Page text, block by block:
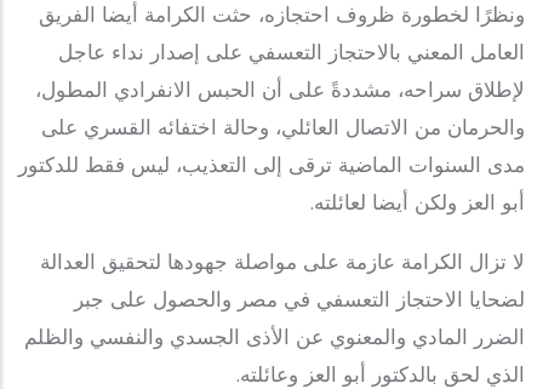
ونظرًا لخطورة ظروف احتجازه، حثت الكرامة أيضا الفريق
العامل المعني بالاحتجاز التعسفي على إصدار نداء عاجل
لإطلاق سراحه، مشددةً على أن الحبس الانفرادي المطول،
والحرمان من الاتصال العائلي، وحالة اختفائه القسري على
مدى السنوات الماضية ترقى إلى التعذيب، ليس فقط للدكتور
أبو العز ولكن أيضا لعائلته.
لا تزال الكرامة عازمة على مواصلة جهودها لتحقيق العدالة
لضحايا الاحتجاز التعسفي في مصر والحصول على جبر
الضرر المادي والمعنوي عن الأذى الجسدي والنفسي والظلم
الذي لحق بالدكتور أبو العز وعائلته.